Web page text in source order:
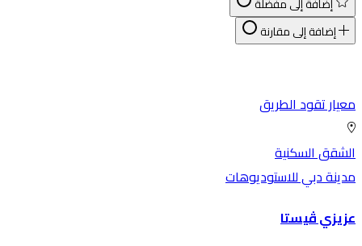
إضافة إلى مفضلة
إضافة إلى مقارنة
تقود الطريق
السكنية
دبي للاستوديوهات
ڤيستا